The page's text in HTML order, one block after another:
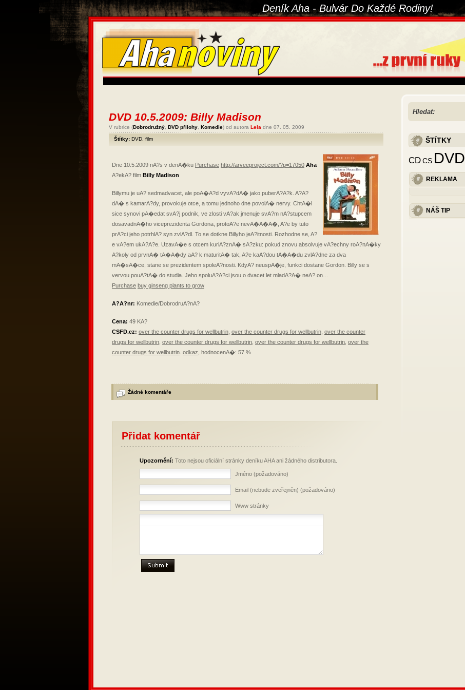
Deník Aha - Bulvár Do Každé Rodiny!
DVD 10.5.2009: Billy Madison
V rubrice (Dobrodružný DVD přílohy Komedie) od autora Lela dne 07. 05. 2009
Štítky: DVD film
Dne 10.5.2009 nA?s v denA�ku Purchase http://arveeproject.com/?p=17050 Aha
A?ekA? film Billy Madison
Billymu je uA? sedmadvacet, ale poA�A?d vyvA?dA� jako puberA?A?k. A?A?
dA� s kamarA?dy, provokuje otce, a tomu jednoho dne povolA� nervy. ChtA�l
sice synovi pA�edat svA?j podnik, ve zlosti vA?ak jmenuje svA?m nA?stupcem
dosavadnA�ho viceprezidenta Gordona, protoA?e nevA�A�A�, A?e by tuto
prA?ci jeho potrhlA? syn zvlA?dl. To se dotkne Billyho jeA?itnosti. Rozhodne se, A?
e vA?em ukA?A?e. UzavA�e s otcem kuriA?znA� sA?zku: pokud znovu absolvuje vA?echny roA?nA�ky
A?koly od prvnA� tA�A�dy aA? k maturitA� tak, A?e kaA?dou tA�A�du zvlA?dne za dva
mA�sA�ce, stane se prezidentem spoleA?nosti. KdyA? neuspA�je, funkci dostane Gordon. Billy se s
vervou pouA?tA� do studia. Jeho spoluA?A?ci jsou o dvacet let mladA?A� neA? on…
Purchase buy ginseng plants to grow
A?A?nr: Komedie/DobrodruA?nA?
Cena: 49 KA?
CSFD.cz: over the counter drugs for wellbutrin over the counter drugs for wellbutrin over the counter
drugs for wellbutrin over the counter drugs for wellbutrin over the counter drugs for wellbutrin over the
counter drugs for wellbutrin odkaz , hodnocenA�: 57 %
Žádné komentáře
Přidat komentář
Upozornění: Toto nejsou oficiální stránky deníku AHA ani žádného distributora.
Jméno (požadováno)
Email (nebude zveřejněn) (požadováno)
Www stránky
Hledat:
ŠTÍTKY
CD CS DVD
REKLAMA
NÁŠ TIP